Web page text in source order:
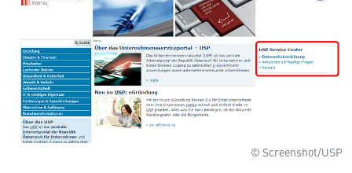
© Screenshot/USP